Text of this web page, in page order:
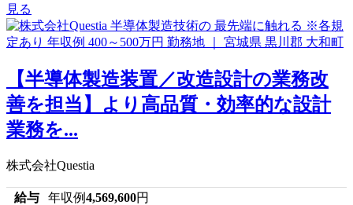
見る
【半導体製造装置／改造設計の業務改
善を担当】より高品質・効率的な設計
業務を...
株式会社Questia
給与 年収例4,569,600円